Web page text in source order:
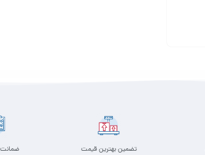
تضمین بهترین قیمت